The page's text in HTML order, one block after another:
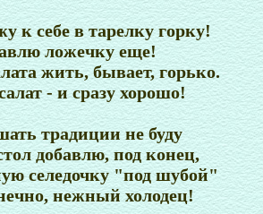
к себе в тарелку горку!
ложечку еще!
жить, бывает, горько.
- и сразу хорошо!
традиции не буду
добавлю, под конец,
селедочку "под шубой"
нежный холодец!